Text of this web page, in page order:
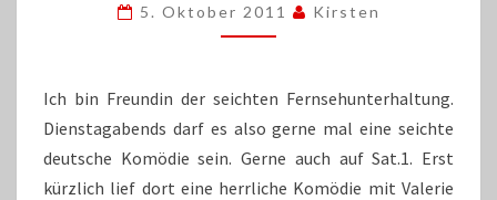
5. Oktober 2011 Kirsten
Ich bin Freundin der seichten Fernsehunterhaltung.
Dienstagabends darf es also gerne mal eine seichte
deutsche Komödie sein. Gerne auch auf Sat.1. Erst
kürzlich lief dort eine herrliche Komödie mit Valerie